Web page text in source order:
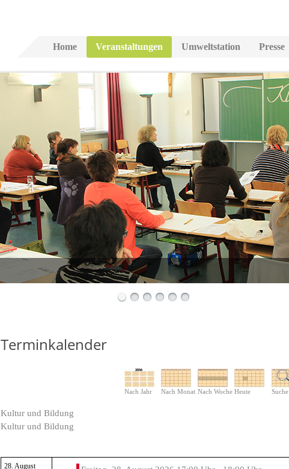
Home Veranstaltungen Umweltstation Presse
Terminkalender
Nach Jahr Nach Monat Nach Woche Heute Suche
Kultur und Bildung
Kultur und Bildung
28. August